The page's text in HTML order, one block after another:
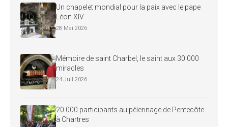
Un chapelet mondial pour la paix avec le pape
Léon XIV
28 Mai 2026
Mémoire de saint Charbel, le saint aux 30 000
miracles
24 Juil 2026
20 000 participants au pèlerinage de Pentecôte
à Chartres